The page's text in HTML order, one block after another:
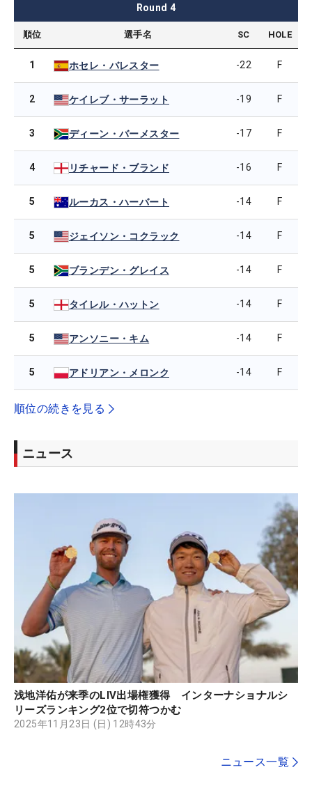
Round 4
順位 選手名 SC HOLE
1 ホセレ・バレスター -22 F
2 ケイレブ・サーラット -19 F
3 ディーン・バーメスター -17 F
4 リチャード・ブランド -16 F
5 ルーカス・ハーバート -14 F
5 ジェイソン・コクラック -14 F
5 ブランデン・グレイス -14 F
5 タイレル・ハットン -14 F
5 アンソニー・キム -14 F
5 アドリアン・メロンク -14 F
順位の続きを見る
ニュース
浅地洋佑が来季のLIV出場権獲得 インターナショナルシ
リーズランキング2位で切符つかむ
2025年11月23日 (日) 12時43分
ニュース一覧